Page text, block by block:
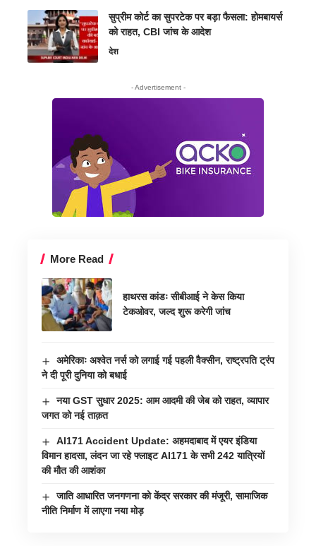
सुप्रीम कोर्ट का सुपरटेक पर बड़ा फैसला: होमबायर्स
को राहत, CBI जांच के आदेश
देश
- Advertisement -
More Read
हाथरस कांडः सीबीआई ने केस किया
टेकओवर, जल्द शुरू करेगी जांच
अमेरिकाः अश्वेत नर्स को लगाई गई पहली वैक्सीन, राष्ट्रपति ट्रंप
ने दी पूरी दुनिया को बधाई
नया GST सुधार 2025: आम आदमी की जेब को राहत, व्यापार
जगत को नई ताक़त
AI171 Accident Update: अहमदाबाद में एयर इंडिया
विमान हादसा, लंदन जा रहे फ्लाइट AI171 के सभी 242 यात्रियों
की मौत की आशंका
जाति आधारित जनगणना को केंद्र सरकार की मंजूरी, सामाजिक
नीति निर्माण में लाएगा नया मोड़